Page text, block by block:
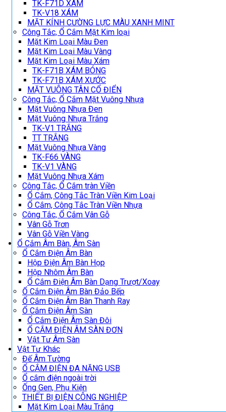
TK-F71D XÁM
TK-V18 XÁM
MẶT KÍNH CƯỜNG LỰC MÀU XANH MINT
Công Tắc, Ổ Cắm Mặt Kim loại
Mặt Kim Loại Màu Đen
Mặt Kim Loại Màu Vàng
Mặt Kim Loại Màu Xám
TK-F71B XÁM BÓNG
TK-F71B XÁM XƯỚC
MẶT VUÔNG TÂN CỔ ĐIỂN
Công Tắc, Ổ Cắm Mặt Vuông Nhựa
Mặt Vuông Nhựa Đen
Mặt Vuông Nhựa Trắng
TK-V1 TRẮNG
TT TRẮNG
Mặt Vuông Nhựa Vàng
TK-F66 VÀNG
TK-V1 VÀNG
Mặt Vuông Nhựa Xám
Công Tắc, Ổ Cắm tràn Viền
Ổ Cắm, Công Tắc Tràn Viền Kim Loại
Ổ Cắm, Công Tắc Tràn Viền Nhựa
Công Tắc, Ổ Cắm Vân Gỗ
Vân Gỗ Trơn
Vân Gỗ Viền Vàng
Ổ Cắm Âm Bàn, Âm Sàn
Ổ Cắm Điện Âm Bàn
Hộp Điện Âm Bàn Họp
Hộp Nhôm Âm Bàn
Ổ Cắm Điện Âm Bàn Dạng Trượt/Xoay
Ổ Cắm Điện Âm Bàn Đảo Bếp
Ổ Cắm Điện Âm Bàn Thanh Ray
Ổ Cắm Điện Âm Sàn
Ổ Cắm Điện Âm Sàn Đôi
Ổ CẮM ĐIỆN ÂM SÀN ĐƠN
Vật Tư Âm Sàn
Vật Tư Khác
Đế Âm Tường
Ổ CẮM ĐIỆN ĐA NĂNG USB
Ổ cắm điện ngoài trời
Ống Gen, Phụ Kiện
THIẾT BỊ ĐIỆN CÔNG NGHIỆP
Mặt Kim Loại Màu Trắng